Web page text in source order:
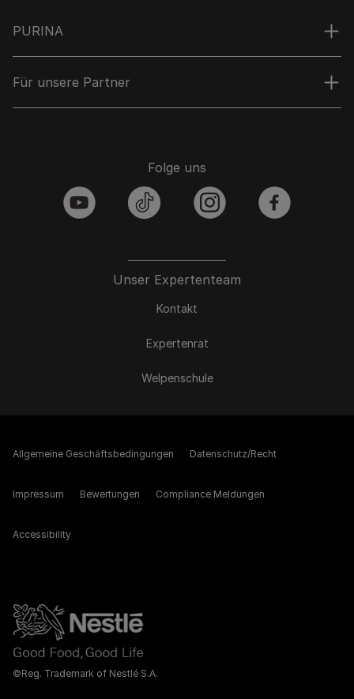
PURINA
Für unsere Partner
Unser Expertenteam
Kontakt
Expertenrat
Welpenschule
Folge uns
youtube tiktok instagram facebook
©Reg. Trademark of Nestlé S.A.
Allgemeine Geschäftsbedingungen Datenschutz/Recht
Impressum Bewertungen Compliance Meldungen
Accessibility